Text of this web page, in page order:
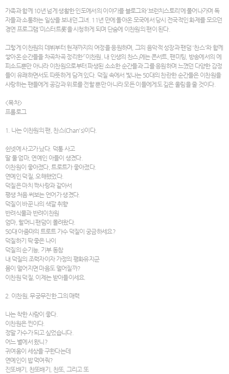
가족과 함께 10년 넘게 생활한 인도에서의 이야기를 블로그와 ‘브런치스토리’에 풀어나가며 독
자들과 소통하는 일상을 보내던 그녀. 11년 만에 돌아온 모국에서 당시 전국적인 화제를 모으던
경연 프로그램 ‘미스터트롯’을 시청하게 되며 단숨에 이찬원의 팬이 된다.
그렇게 이찬원의 데뷔부터 현재까지의 여정을 응원하며, 그의 음악적 성장과 팬덤 '찬스'와 함께
쌓아온 순간들을 차곡차곡 정리한 『이찬원, 내 인생의 찬스』에는 콘서트, 팬미팅, 방송에서의 에
피소드뿐만 아니라 이찬원으로부터 파생된 소소한 순간들과 그를 응원하며 느꼈던 다양한 감정
들이 유쾌하면서도 따뜻하게 담겨 있다. 덕질 속에서 빛나는 50대의 찬란한 순간들은 이찬원을
사랑하는 팬들에게 공감과 위로를 전할 뿐만 아니라 모든 이들에게도 깊은 울림을 줄 것이다.
<목차>
프롤로그
1. 나는 이찬원의 팬, 찬스(Chan's)이다.
쉰넷에 사고가 났다. 덕통 사고
딸 둘 엄마, 연예인 아들이 생겼다.
이찬원이 좋아졌다, 트로트가 좋아졌다.
연예인 덕질, 오해했었다.
덕질은 마치 짝사랑과 같아서
평생 처음 써보는 언어가 생겼다.
덕질이 바꾼 나의 색깔 취향
반려식물과 반려이찬원
엄마, 할머니 팬덤이 몰려왔다.
50대 아줌마의 트로트 가수 덕질이 궁금하세요?
덕질하기 딱 좋은 나이
덕질의 순기능, 기부 동참
내 덕질의 조력자이자 가정의 평화유지군
몸이 멀어지면 마음도 멀어질까?
이찬원 덕질, 이제는 받아들이세요.
2. 이찬원, 무궁무진한 그의 매력
나는 착한 사람이 좋다.
이찬원은 찐이다.
정말 가수가 되고 싶었습니다.
어느 별에서 왔니?
귀여움이 세상을 구한다는데
연예인이 밥 먹여줘?
진또배기, 찬또배기, 찬또, 그리고 또